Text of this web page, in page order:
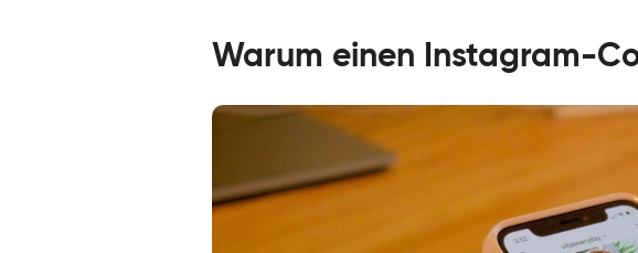
Warum einen Instagram-